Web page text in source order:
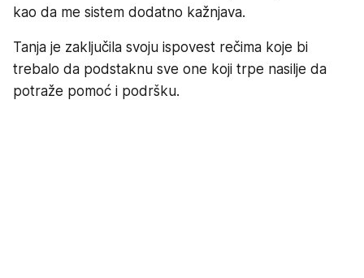
kao da me sistem dodatno kažnjava.
Tanja je zaključila svoju ispovest rečima koje bi
trebalo da podstaknu sve one koji trpe nasilje da
potraže pomoć i podršku.